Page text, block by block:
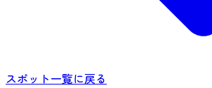
スポット一覧に戻る